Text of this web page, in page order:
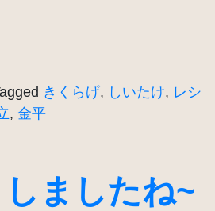
きくらげ, しいたけ, レシ
, 金平
ましたね~